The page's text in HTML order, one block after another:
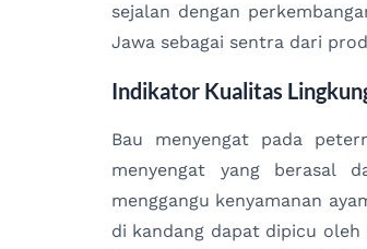
sejalan dengan
Jawa sebagai sentra dari
Indikator Kualitas
Bau menyengat pada
menyengat yang berasal
menggangu kenyamanan
di kandang dapat dipicu